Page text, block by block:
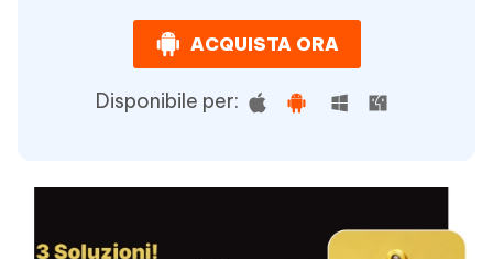
ACQUISTA ORA
Disponibile per: